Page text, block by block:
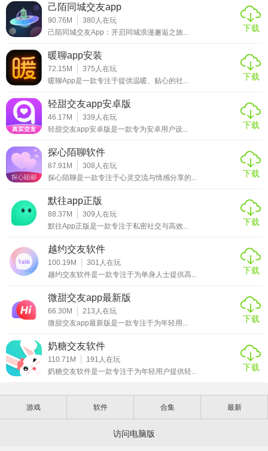
己陌同城交友app
90.76M 380人在玩
己陌同城交友App：开启同城浪漫邂逅之旅...
下载
暖聊app安装
72.15M 375 人在玩
暖聊App是一款专注于提供温暖、贴心的社...
下载
轻甜交友app安卓版
46.17M 339 人在玩
轻甜交友app安卓版是一款专为安卓用户设...
下载
探心陌聊软件
87.91M 308 人在玩
探心陌聊是一款专注于心灵交流与情感分享的...
下载
默往app正版
88.37M 309 人在玩
默往App正版是一款专注于私密社交与高效...
下载
越约交友软件
100.19M 301 人在玩
越约交友软件是一款专注于为单身人士提供高...
下载
微甜交友app最新版
66.30M 213 人在玩
微甜交友app最新版是一款专注于为年轻用...
下载
奶糖交友软件
110.71M 191 人在玩
奶糖交友软件是一款专注于为年轻用户提供轻...
下载
游戏 软件 合集 最新
访问电脑版